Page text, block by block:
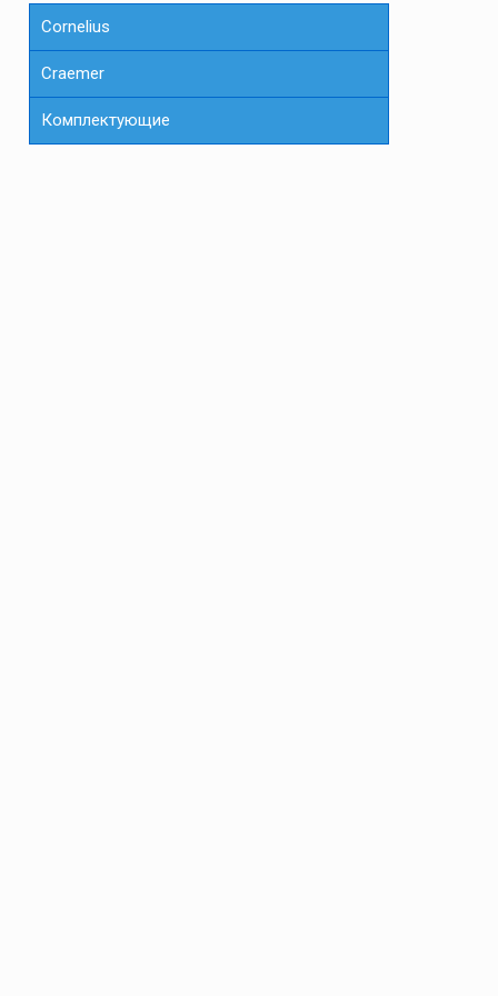
Cornelius
Сraemer
Комплектующие